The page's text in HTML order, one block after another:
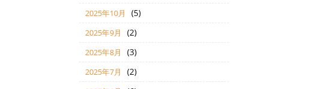
2025年10月 (5)
2025年9月 (2)
2025年8月 (3)
2025年7月 (2)